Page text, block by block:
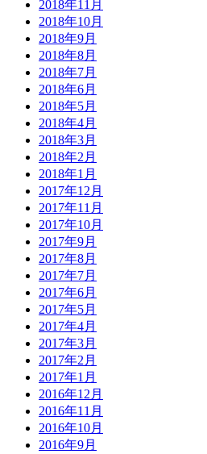
2018年11月
2018年10月
2018年9月
2018年8月
2018年7月
2018年6月
2018年5月
2018年4月
2018年3月
2018年2月
2018年1月
2017年12月
2017年11月
2017年10月
2017年9月
2017年8月
2017年7月
2017年6月
2017年5月
2017年4月
2017年3月
2017年2月
2017年1月
2016年12月
2016年11月
2016年10月
2016年9月